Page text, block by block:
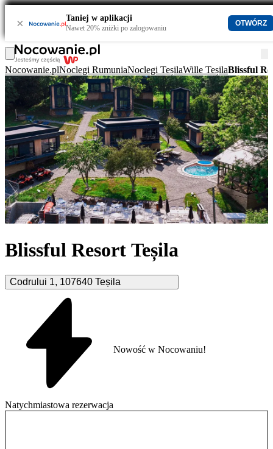
× Taniej w aplikacji
Nawet 20% zniżki po zalogowaniu
OTWÓRZ
Nocowanie.plNoclegi RumuniaNoclegi TeșilaWille TeșilaBlissful
Blissful Resort Teșila
Codrului 1, 107640 Teșila
Natychmiastowa rezerwacja
Nowość w Nocowaniu!